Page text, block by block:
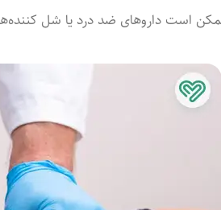
است داروهای ضد درد یا شل‌